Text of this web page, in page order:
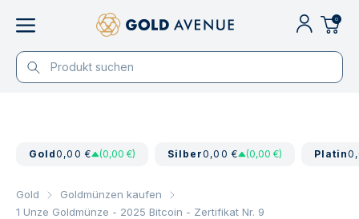
0
Gold0,00 € (0,00 €) Silber0,00 € (0,00 €) Platin
Gold
Goldmünzen kaufen
1 Unze Goldmünze - 2025 Bitcoin - Zertifikat Nr. 9